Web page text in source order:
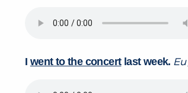
I went to the concertlast week. Eu